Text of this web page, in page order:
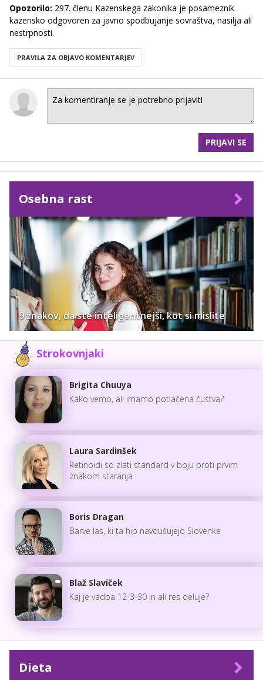
Opozorilo: 297. členu Kazenskega zakonika je posameznik
kazensko odgovoren za javno spodbujanje sovraštva, nasilja ali
nestrpnosti.
PRAVILA ZA OBJAVO KOMENTARJEV
PRIJAVI SE
Osebna rast
9 znakov, da ste inteligentnejši, kot si mislite
Strokovnjaki
Brigita Chuuya
Kako vemo, ali imamo potlačena čustva?
Laura Sardinšek
Retinoidi so zlati standard v boju proti prvim
znakom staranja
Boris Dragan
Barve las, ki ta hip navdušujejo Slovenke
Blaž Slaviček
Kaj je vadba 12-3-30 in ali res deluje?
Dieta